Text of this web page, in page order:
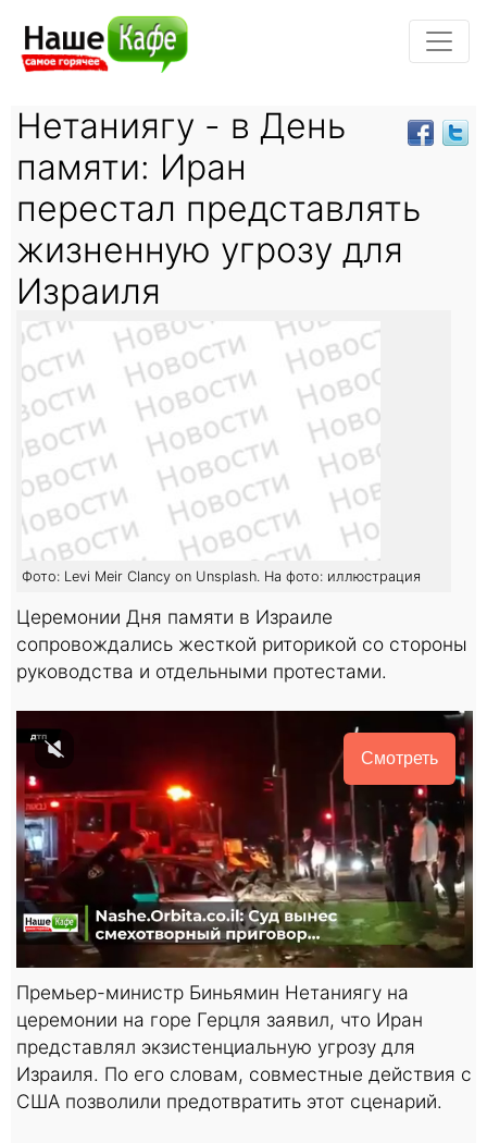
Нетаниягу - в День
памяти: Иран
перестал представлять
жизненную угрозу для
Израиля
Фото: Levi Meir Clancy on Unsplash. На фото: иллюстрация
Церемонии Дня памяти в Израиле
сопровождались жесткой риторикой со стороны
руководства и отдельными протестами.
Смотреть
Премьер-министр Биньямин Нетаниягу на
церемонии на горе Герцля заявил, что Иран
представлял экзистенциальную угрозу для
Израиля. По его словам, совместные действия с
США позволили предотвратить этот сценарий.